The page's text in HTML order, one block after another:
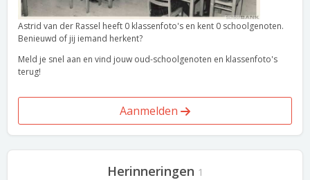
Astrid van der Rassel heeft 0 klassenfoto's en kent 0 schoolgenoten.
Benieuwd of jij iemand herkent?
Meld je snel aan en vind jouw oud-schoolgenoten en klassenfoto's
terug!
Aanmelden
Herinneringen 1